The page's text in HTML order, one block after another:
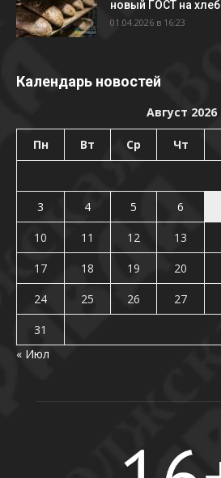
новый ГОСТ на хлеб
01.04.2026 в 16:23
Календарь новостей
Август 2026
Пн Вт Ср Чт
3
4 5 6
10
11 12 13
17
18 19 20
24
25 26 27
31
« Июл